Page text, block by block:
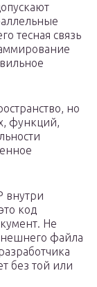
тесная связь
но
функций,
внутри
код
Не
файла
без той или